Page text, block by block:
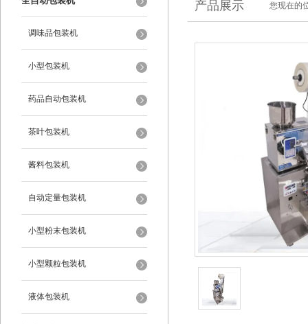
调味品包装机
小型包装机
药品自动包装机
茶叶包装机
酱料包装机
自动定量包装机
小型粉末包装机
小型颗粒包装机
液体包装机
产品展示 您现在的